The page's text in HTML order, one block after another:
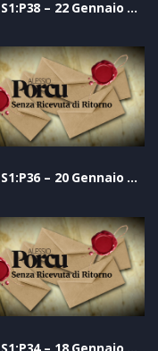
SRDR S1:P38 – 22 Gennaio 2021
SRDR S1:P36 – 20 Gennaio 2021